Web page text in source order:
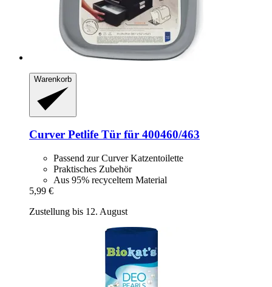
Warenkorb
Curver Petlife Tür für 400460/463
Passend zur Curver Katzentoilette
Praktisches Zubehör
Aus 95% recyceltem Material
5,99 €
Zustellung bis 12. August